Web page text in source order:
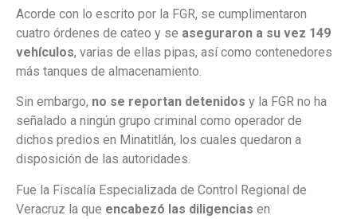
Acorde con lo escrito por la FGR, se cumplimentaron
cuatro órdenes de cateo y se aseguraron a su vez 149
vehículos, varias de ellas pipas, así como contenedores
más tanques de almacenamiento.
Sin embargo, no se reportan detenidos y la FGR no ha
señalado a ningún grupo criminal como operador de
dichos predios en Minatitlán, los cuales quedaron a
disposición de las autoridades.
Fue la Fiscalía Especializada de Control Regional de
Veracruz la que encabezó las diligencias en